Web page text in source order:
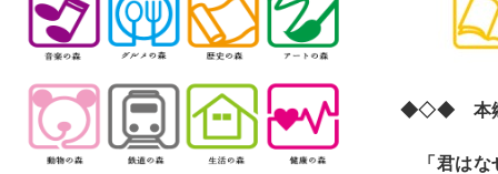
◆◇◆ 本郷
「君はな